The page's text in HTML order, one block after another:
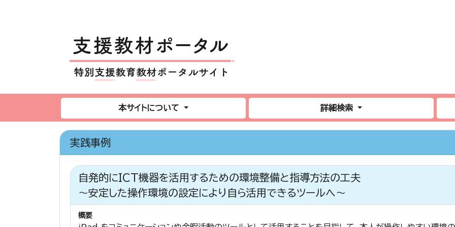
本サイトについて 詳細検索
実践事例
自発的にICT機器を活用するための環境整備と指導方法の工夫
～安定した操作環境の設定により自ら活用できるツールへ～
概要